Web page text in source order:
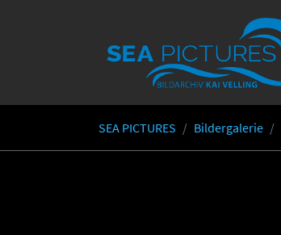
You are here:
SEA PICTURES Bildergalerie